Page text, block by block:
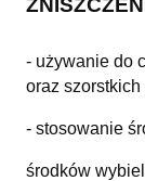
- używanie do
oraz szorstkich
- stosowanie
środków